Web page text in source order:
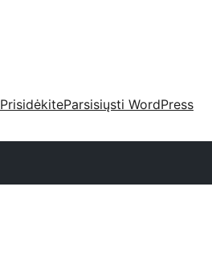
PrisidėkiteParsisiųsti WordPress